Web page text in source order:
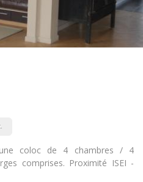
coloc de 4 chambres / 4
comprises. Proximité ISEI -
Salle de bain:
Commune
Cuisine:
Commune
Superficie:
135 m
2
Pièces privées:
1
chaleureuse,